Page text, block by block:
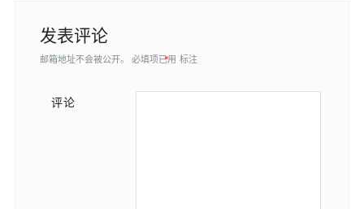
发表评论
邮箱地址不会被公开。 必填项已用
* 标注
评论